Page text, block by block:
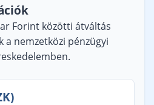
Forint közötti átváltás
a nemzetközi pénzügyi